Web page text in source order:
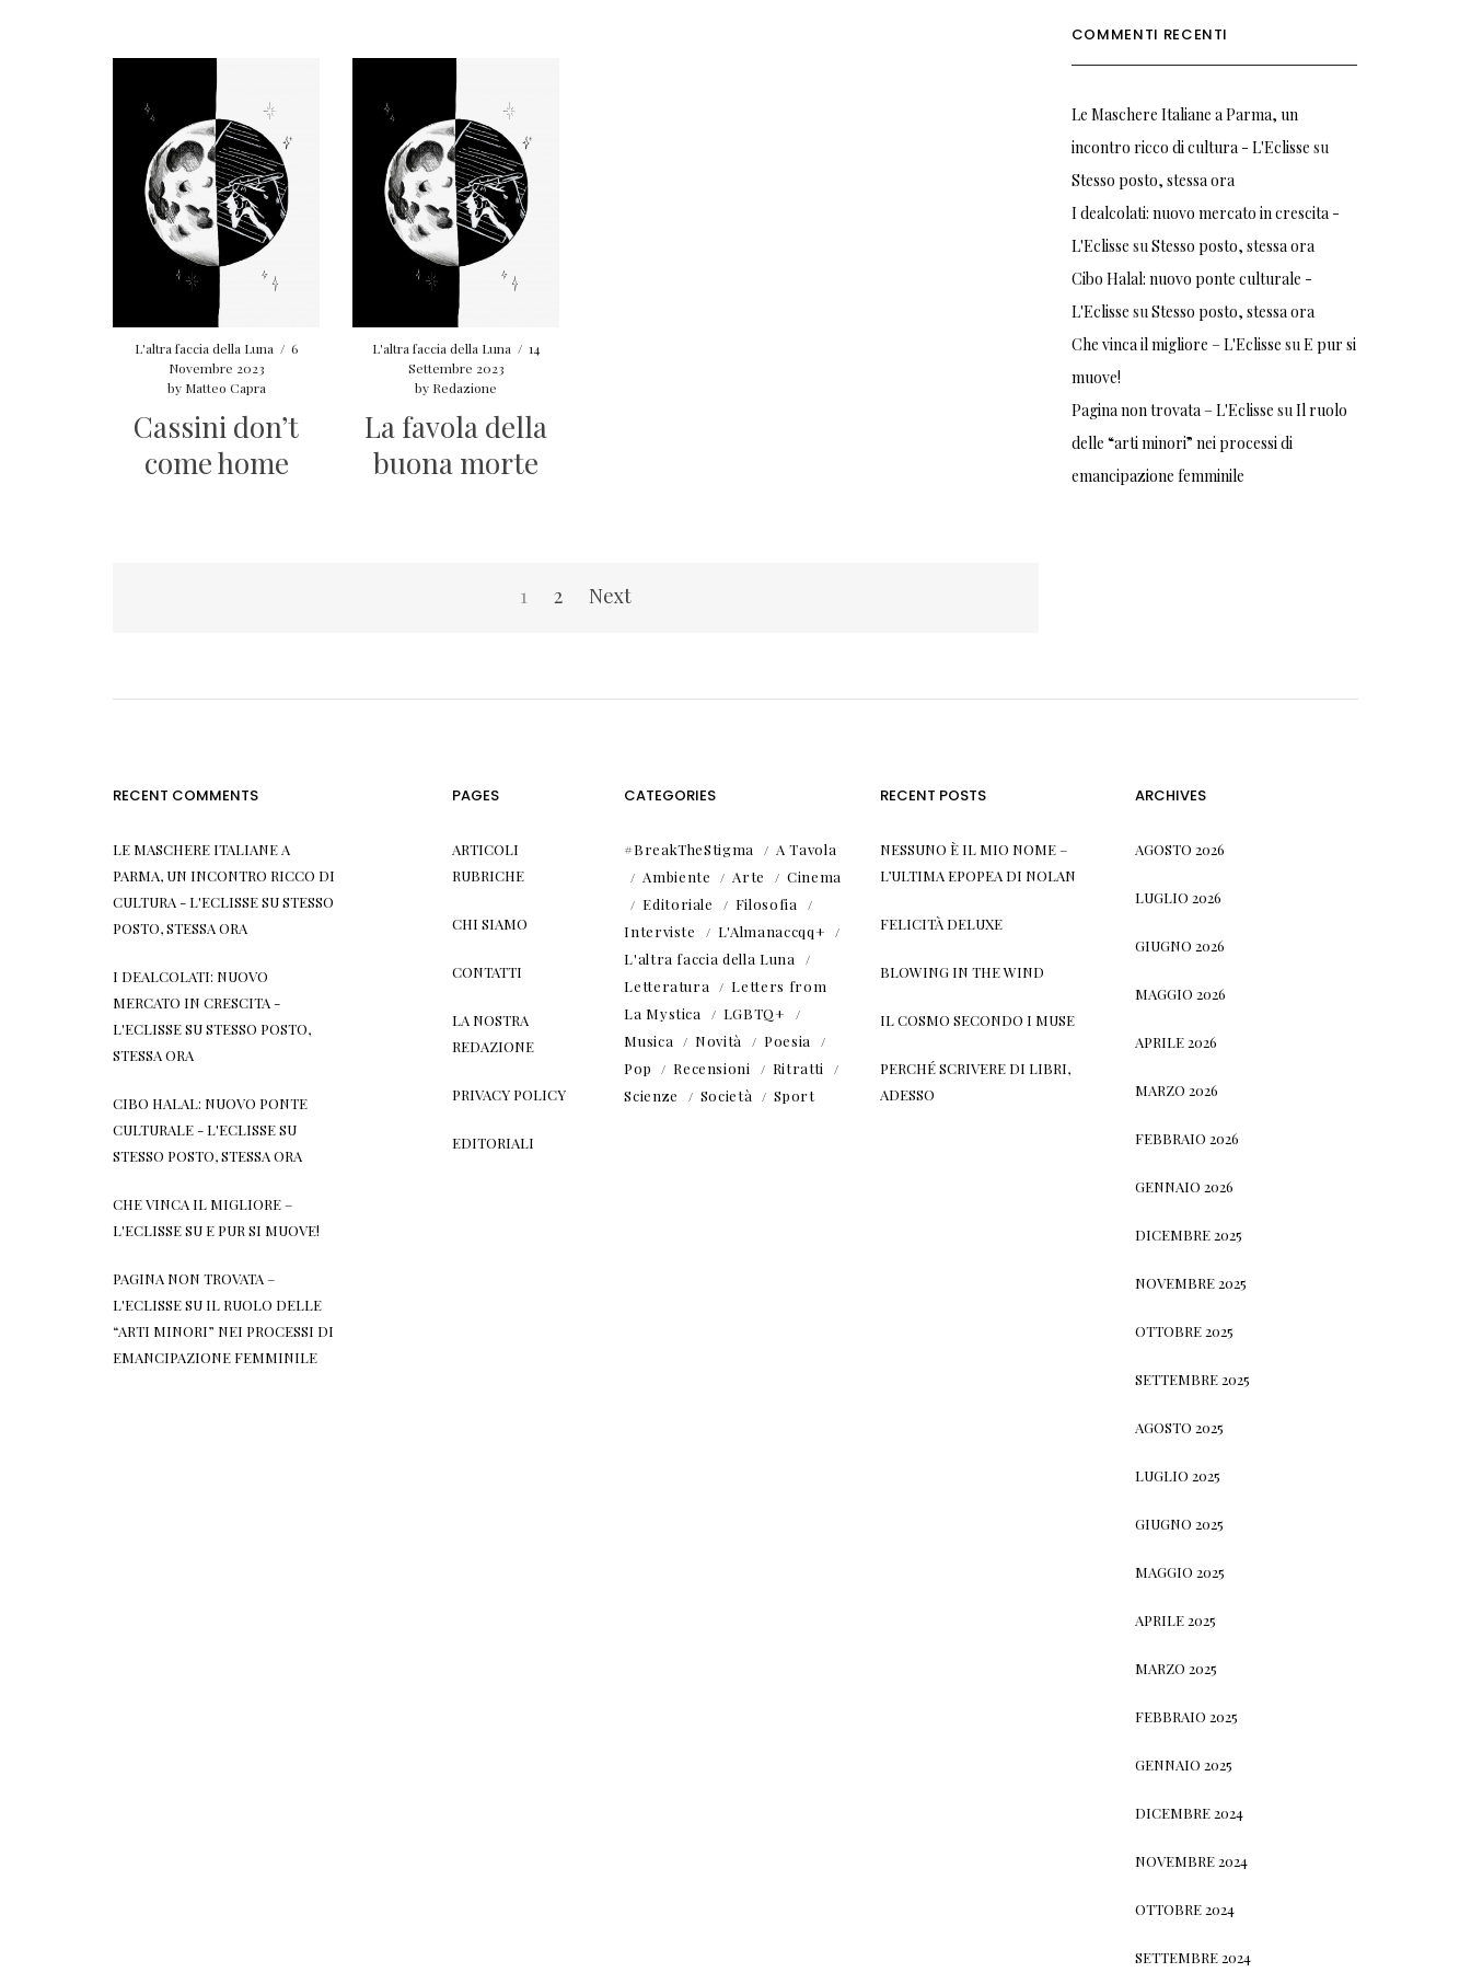
L'altra faccia della Luna / 6
Novembre 2023
by Matteo Capra
Cassini don’t
come home
L'altra faccia della Luna / 14
Settembre 2023
by Redazione
La favola della
buona morte
1 2 Next
COMMENTI RECENTI
Le Maschere Italiane a Parma, un
incontro ricco di cultura - L'Eclisse su
Stesso posto, stessa ora
I dealcolati: nuovo mercato in crescita -
L'Eclisse suStesso posto, stessa ora
Cibo Halal: nuovo ponte culturale -
L'Eclisse suStesso posto, stessa ora
Che vinca il migliore – L'Eclisse suE pur si
muove!
Pagina non trovata – L'Eclisse suIl ruolo
delle “arti minori” nei processi di
emancipazione femminile
RECENT COMMENTS
LE MASCHERE ITALIANE A
PARMA, UN INCONTRO RICCO DI
CULTURA - L'ECLISSESUSTESSO
POSTO, STESSA ORA
I DEALCOLATI: NUOVO
MERCATO IN CRESCITA -
L'ECLISSESUSTESSO POSTO,
STESSA ORA
CIBO HALAL: NUOVO PONTE
CULTURALE - L'ECLISSESU
STESSO POSTO, STESSA ORA
CHE VINCA IL MIGLIORE –
L'ECLISSESU E PUR SI MUOVE!
PAGINA NON TROVATA –
L'ECLISSESU IL RUOLO DELLE
“ARTI MINORI” NEI PROCESSI DI
EMANCIPAZIONE FEMMINILE
PAGES
ARTICOLI
RUBRICHE
CHI SIAMO
CONTATTI
LA NOSTRA
REDAZIONE
PRIVACY POLICY
EDITORIALI
CATEGORIES
#BreakTheStigma
A Tavola
Ambiente
Arte
Cinema
Editoriale
Filosofia
Interviste
L'Almanaccqq+
L'altra faccia della Luna
Letteratura
Letters from
La Mystica
LGBTQ+
Musica
Novità
Poesia
Pop
Recensioni
Ritratti
Scienze
Società Sport
RECENT POSTS
NESSUNO È IL MIO NOME –
L’ULTIMA EPOPEA DI NOLAN
FELICITÀ DELUXE
BLOWING IN THE WIND
IL COSMO SECONDO I MUSE
PERCHÉ SCRIVERE DI LIBRI,
ADESSO
ARCHIVES
AGOSTO 2026
LUGLIO 2026
GIUGNO 2026
MAGGIO 2026
APRILE 2026
MARZO 2026
FEBBRAIO 2026
GENNAIO 2026
DICEMBRE 2025
NOVEMBRE 2025
OTTOBRE 2025
SETTEMBRE 2025
AGOSTO 2025
LUGLIO 2025
GIUGNO 2025
MAGGIO 2025
APRILE 2025
MARZO 2025
FEBBRAIO 2025
GENNAIO 2025
DICEMBRE 2024
NOVEMBRE 2024
OTTOBRE 2024
SETTEMBRE 2024